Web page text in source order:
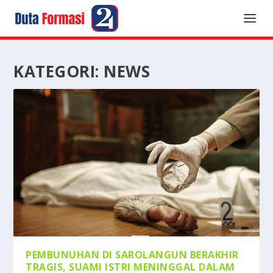
KATEGORI: NEWS
PEMBUNUHAN DI SAROLANGUN BERAKHIR
TRAGIS, SUAMI ISTRI MENINGGAL DALAM